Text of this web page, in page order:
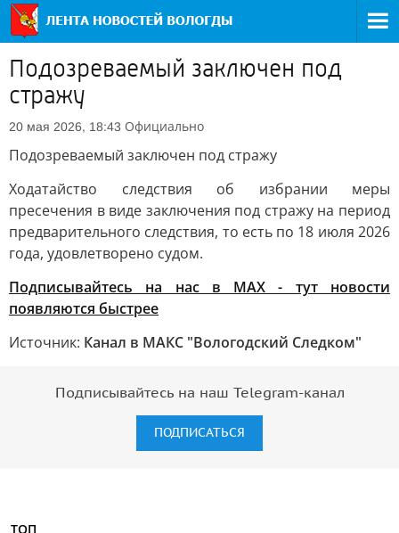
Подозреваемый заключен под
стражу
20 мая 2026, 18:43 Официально
Подозреваемый заключен под стражу
Ходатайство следствия об избрании меры
пресечения в виде заключения под стражу на период
предварительного следствия, то есть по 18 июля 2026
года, удовлетворено судом.
Подписывайтесь на нас в MAX - тут новости
появляются быстрее
Источник: Канал в МАКС "Вологодский Следком"
Подписывайтесь на наш Telegram-канал
ПОДПИСАТЬСЯ
ТОП